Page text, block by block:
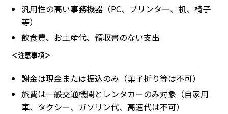
汎用性の高い事務機器（PC、プリンター、机、椅子
等）
飲食費、お土産代、領収書のない支出
＜注意事項＞
謝金は現金または振込のみ（菓子折り等は不可）
旅費は一般交通機関とレンタカーのみ対象（自家用
車、タクシー、ガソリン代、高速代は不可）